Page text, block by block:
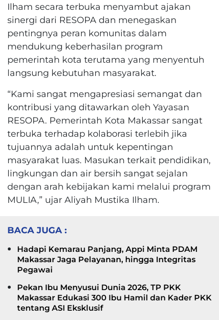
Ilham secara terbuka menyambut ajakan
sinergi dari RESOPA dan menegaskan
pentingnya peran komunitas dalam
mendukung keberhasilan program
pemerintah kota terutama yang menyentuh
langsung kebutuhan masyarakat.
“Kami sangat mengapresiasi semangat dan
kontribusi yang ditawarkan oleh Yayasan
RESOPA. Pemerintah Kota Makassar sangat
terbuka terhadap kolaborasi terlebih jika
tujuannya adalah untuk kepentingan
masyarakat luas. Masukan terkait pendidikan,
lingkungan dan air bersih sangat sejalan
dengan arah kebijakan kami melalui program
MULIA,” ujar Aliyah Mustika Ilham.
BACA JUGA :
Hadapi Kemarau Panjang, Appi Minta PDAM
Makassar Jaga Pelayanan, hingga Integritas
Pegawai
Pekan Ibu Menyusui Dunia 2026, TP PKK
Makassar Edukasi 300 Ibu Hamil dan Kader PKK
tentang ASI Eksklusif